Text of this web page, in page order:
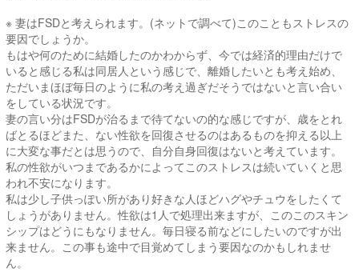
※ 妻はFSDと考えられます。(ネットで調べて)このこともストレスの
要因でしょうか。
もはや何のために結婚したのかわからず、今では経済的理由だけで
いると感じる私は同居人という感じで、離婚したいとも考え始め、
ただいまほぼ毎日のように私の考え過ぎだそうではないと言い合い
をしている状況です。
妻の言い分はFSDが治るまで待てないの的な感じですが、歳をとれ
ばとるほどまた、ない性欲を回復させるのはあるものを抑える以上
に大変な事だとは思うので、自分自身回復はないと考えています。
私の性欲がいつまであるかによってこのストレスは続いていくと思
われ不安になります。
私は少し子供っぽい所があり好きな人ほどハグやチュウをしたくて
しょうがありません。性欲は1人で処理出来ますが、このこのスキン
シップはどうにもなりません。毎日寝る前などにしたいのですが出
来ません。この事も途中で目覚めてしまう要因なのかもしれませ
ん。